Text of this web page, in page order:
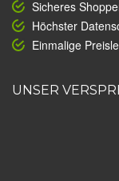
Sicheres
Höchster
Einmalige
UNSER